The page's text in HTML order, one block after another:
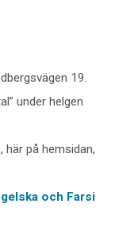
19.
under helgen
här på hemsidan,
och Farsi